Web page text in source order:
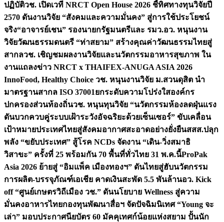
ปฏิบัติวช. เปิดเวที NRCT Open House 2026 ชี้ทิศทางทุนวิจัยปี
2570 ดันงานวิจัย “สังคมและความมั่นคง” สู่การใช้ประโยชน์
จริง“อาจารย์เชน” รองนายกรัฐมนตรีและ รมว.อว. หนุนงาน
วิจัยวัฒนธรรมดนตรี “ท่าสยาม” สร้างคุณค่าวัฒนธรรมไทยสู่
สากลวช. เชิญชมผลงานวิจัยและนวัตกรรมอาหารสุขภาพ ใน
งานแถลงข่าว NRCT x THAIFEX-ANUGA ASIA 2026
InnoFood, Healthy Choice วช. หนุนงานวิจัย ม.สวนดุสิต นำ
มาตรฐานสากล ISO 37001ยกระดับความโปร่งใสองค์กร
ปกครองส่วนท้องถิ่นวช. หนุนทุนวิจัย “นวัตกรรมห้องลดฝุ่นแรง
ดันบวกควบคู่ระบบเฝ้าระวังอัจฉริยะด้วยเซ็นเซอร์” ขับเคลื่อน
เป้าหมายประเทศไทยสู่สังคมอากาศสะอาดอย่างยั่งยืนสสส.ปลุก
พลัง “ขยับประเทศ” สู้โรค NCDs จัดงาน “เดิน-วิ่งสมาธิ
วิสาขะ” ครั้งที่ 25 พร้อมกัน 70 พื้นที่ทั่วไทย 31 พ.ค.นี้ProPak
Asia 2026 ย้ายสู่ “อิมแพ็ค เมืองทองฯ” ดันไทยสู่ฮับนวัตกรรม
การผลิต-บรรจุภัณฑ์เอเชีย คาดเงินสะพัด 5.5 พันล้านอว. Kick
off “ศูนย์เกษตรวิถีเมือง วช.” ดันนโยบาย Wellness สู่ความ
มั่นคงอาหารไทยกองทุนพัฒนาสื่อฯ จัดปัจฉิมนิเทศ “Young จะ
เล่า” มอบประกาศนียบัตร 60 มัคคุเทศก์น้อยแห่งสยาม ปั้นนัก